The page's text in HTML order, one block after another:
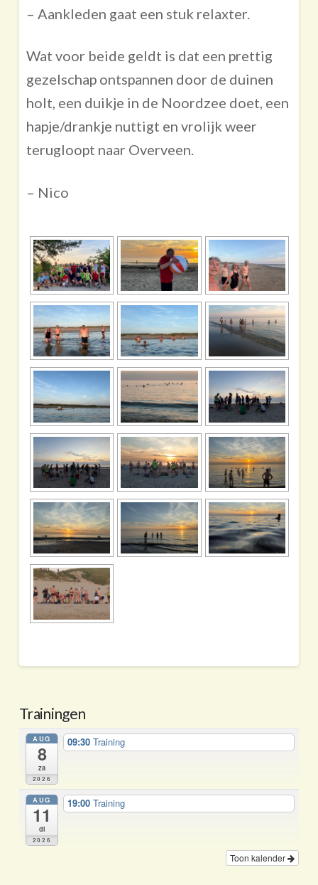
– Aankleden gaat een stuk relaxter.
Wat voor beide geldt is dat een prettig
gezelschap ontspannen door de duinen
holt, een duikje in de Noordzee doet, een
hapje/drankje nuttigt en vrolijk weer
terugloopt naar Overveen.
– Nico
Trainingen
AUG
8
za
2026
09:30Training
AUG
11
di
2026
19:00Training
Toon kalender